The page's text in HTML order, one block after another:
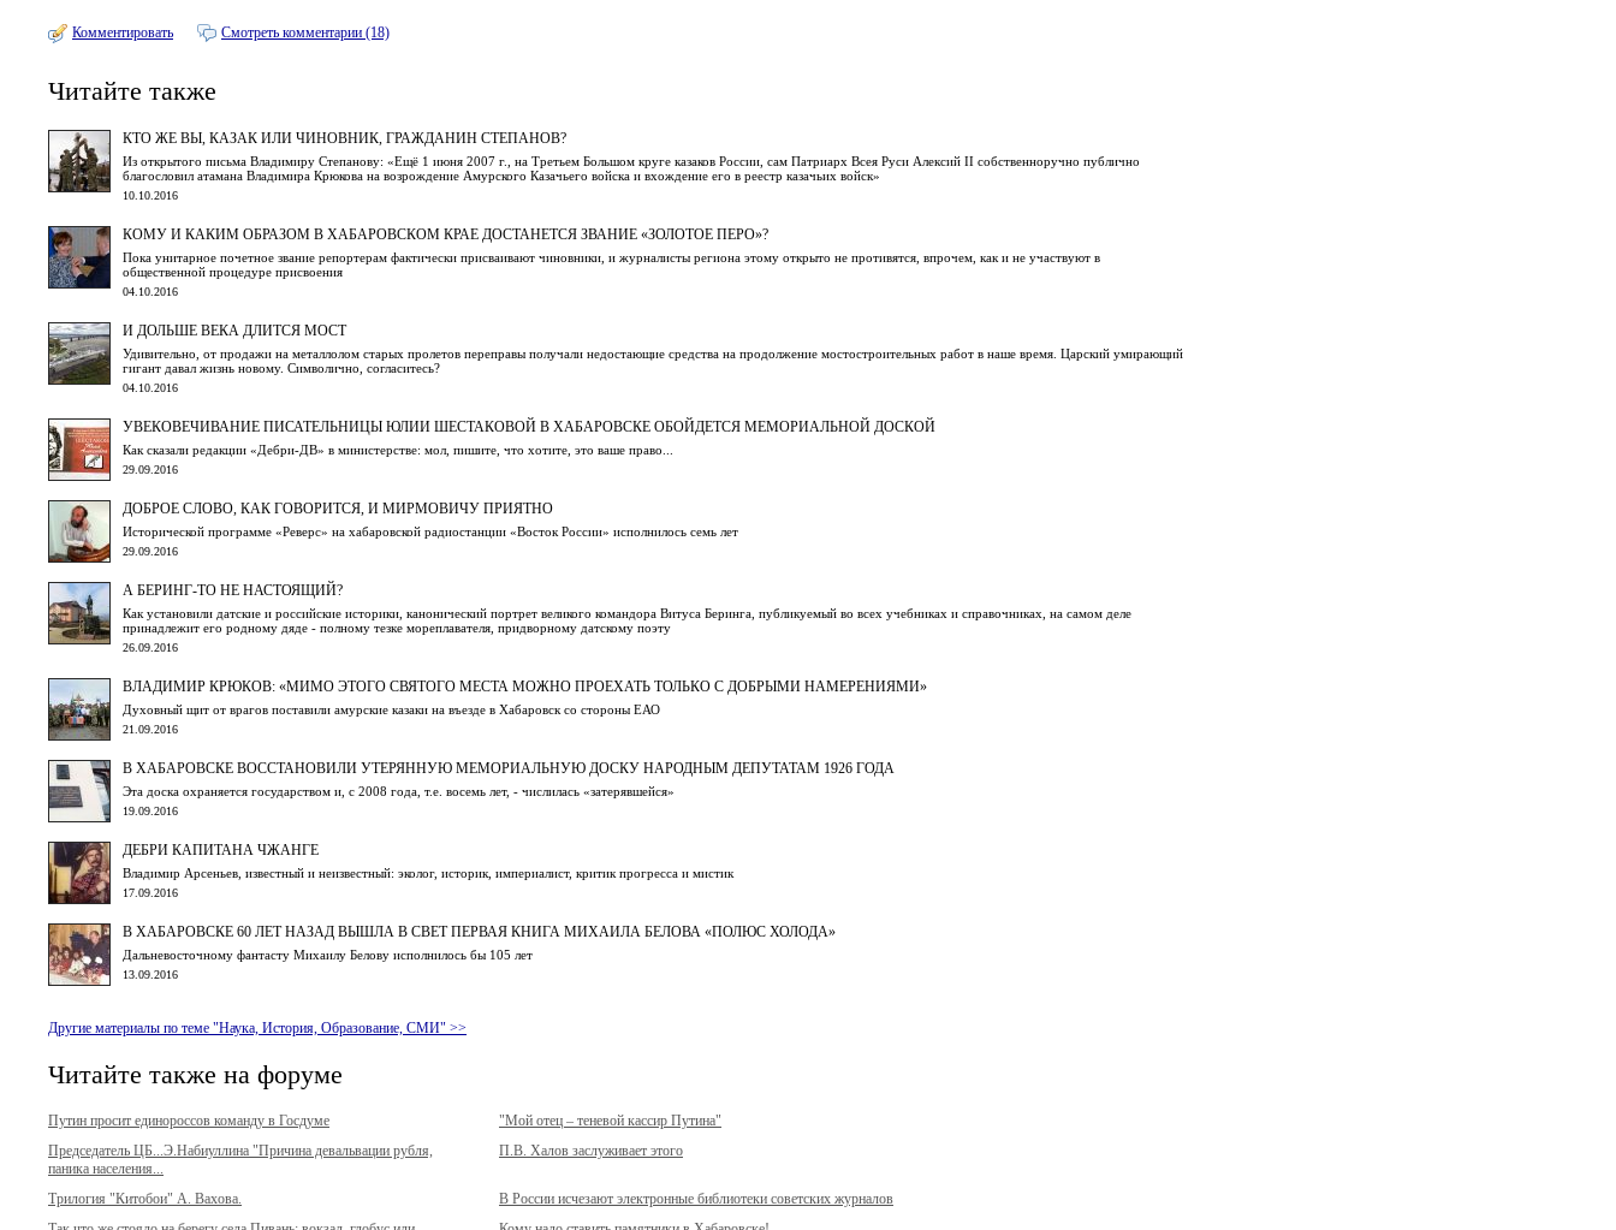
Комментировать Смотреть комментарии (18)
Читайте также
КТО ЖЕ ВЫ, КАЗАК ИЛИ ЧИНОВНИК, ГРАЖДАНИН СТЕПАНОВ?
Из открытого письма Владимиру Степанову: «Ещё 1 июня 2007 г., на Третьем Большом круге казаков России, сам Патриарх Всея Руси Алексий II cобственноручно публично
благословил атамана Владимира Крюкова на возрождение Амурского Казачьего войска и вхождение его в реестр казачьих войск»
10.10.2016
КОМУ И КАКИМ ОБРАЗОМ В ХАБАРОВСКОМ КРАЕ ДОСТАНЕТСЯ ЗВАНИЕ «ЗОЛОТОЕ ПЕРО»?
Пока унитарное почетное звание репортерам фактически присваивают чиновники, и журналисты региона этому открыто не противятся, впрочем, как и не участвуют в
общественной процедуре присвоения
04.10.2016
И ДОЛЬШЕ ВЕКА ДЛИТСЯ МОСТ
Удивительно, от продажи на металлолом старых пролетов переправы получали недостающие средства на продолжение мостостроительных работ в наше время. Царский умирающий
гигант давал жизнь новому. Символично, согласитесь?
04.10.2016
УВЕКОВЕЧИВАНИЕ ПИСАТЕЛЬНИЦЫ ЮЛИИ ШЕСТАКОВОЙ В ХАБАРОВСКЕ ОБОЙДЕТСЯ МЕМОРИАЛЬНОЙ ДОСКОЙ
Как сказали редакции «Дебри-ДВ» в министерстве: мол, пишите, что хотите, это ваше право...
29.09.2016
ДОБРОЕ СЛОВО, КАК ГОВОРИТСЯ, И МИРМОВИЧУ ПРИЯТНО
Исторической программе «Реверс» на хабаровской радиостанции «Восток России» исполнилось семь лет
29.09.2016
А БЕРИНГ-ТО НЕ НАСТОЯЩИЙ?
Как установили датские и российские историки, канонический портрет великого командора Витуса Беринга, публикуемый во всех учебниках и справочниках, на самом деле
принадлежит его родному дяде - полному тезке мореплавателя, придворному датскому поэту
26.09.2016
ВЛАДИМИР КРЮКОВ: «МИМО ЭТОГО СВЯТОГО МЕСТА МОЖНО ПРОЕХАТЬ ТОЛЬКО С ДОБРЫМИ НАМЕРЕНИЯМИ»
Духовный щит от врагов поставили амурские казаки на въезде в Хабаровск со стороны ЕАО
21.09.2016
В ХАБАРОВСКЕ ВОССТАНОВИЛИ УТЕРЯННУЮ МЕМОРИАЛЬНУЮ ДОСКУ НАРОДНЫМ ДЕПУТАТАМ 1926 ГОДА
Эта доска охраняется государством и, с 2008 года, т.е. восемь лет, - числилась «затерявшейся»
19.09.2016
ДЕБРИ КАПИТАНА ЧЖАНГЕ
Владимир Арсеньев, известный и неизвестный: эколог, историк, империалист, критик прогресса и мистик
17.09.2016
В ХАБАРОВСКЕ 60 ЛЕТ НАЗАД ВЫШЛА В СВЕТ ПЕРВАЯ КНИГА МИХАИЛА БЕЛОВА «ПОЛЮС ХОЛОДА»
Дальневосточному фантасту Михаилу Белову исполнилось бы 105 лет
13.09.2016
Другие материалы по теме "Наука, История, Образование, СМИ" >>
Читайте также на форуме
Путин просит единороссов команду в Госдуме
"Мой отец – теневой кассир Путина"
Председатель ЦБ...Э.Набиуллина "Причина девальвации рубля,
паника населения...
П.В. Халов заслуживает этого
Трилогия "Китобои" А. Вахова.
В России исчезают электронные библиотеки советских журналов